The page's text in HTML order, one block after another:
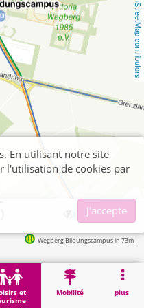
OpenStreetMap contributors
et
Mobilité plus
Wegberg Bildungscampus in 73m
Sporthalle (POI)
En utilisant notre site
l'utilisation de cookies par
J'accepte